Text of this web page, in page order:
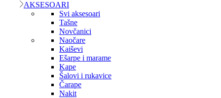
AKSESOARI
Svi aksesoari
Tašne
Novčanici
Naočare
Kaiševi
Ešarpe i marame
Kape
Šalovi i rukavice
Čarape
Nakit